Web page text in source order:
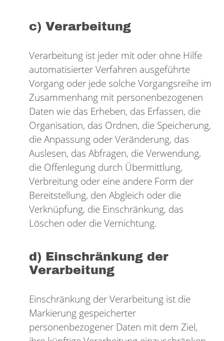
c) Verarbeitung
Verarbeitung ist jeder mit oder ohne Hilfe
automatisierter Verfahren ausgeführte
Vorgang oder jede solche Vorgangsreihe im
Zusammenhang mit personenbezogenen
Daten wie das Erheben, das Erfassen, die
Organisation, das Ordnen, die Speicherung,
die Anpassung oder Veränderung, das
Auslesen, das Abfragen, die Verwendung,
die Offenlegung durch Übermittlung,
Verbreitung oder eine andere Form der
Bereitstellung, den Abgleich oder die
Verknüpfung, die Einschränkung, das
Löschen oder die Vernichtung.
d) Einschränkung der
Verarbeitung
Einschränkung der Verarbeitung ist die
Markierung gespeicherter
personenbezogener Daten mit dem Ziel,